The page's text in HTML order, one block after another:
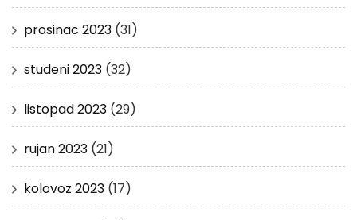
prosinac 2023 (31)
studeni 2023 (32)
listopad 2023 (29)
rujan 2023 (21)
kolovoz 2023 (17)